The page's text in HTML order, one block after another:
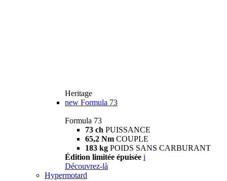
Heritage
new Formula 73
Formula 73
73 ch PUISSANCE
65,2 Nm COUPLE
183 kg POIDS SANS CARBURANT
Édition limitée épuisée i
Découvrez-là
Hypermotard